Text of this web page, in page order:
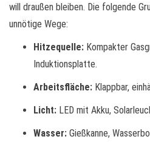
will draußen bleiben. Die folgende
unnötige Wege:
Hitzequelle: Kompakter
Induktionsplatte.
Arbeitsfläche: Klappbar,
Licht: LED mit Akku,
Wasser: Gießkanne,